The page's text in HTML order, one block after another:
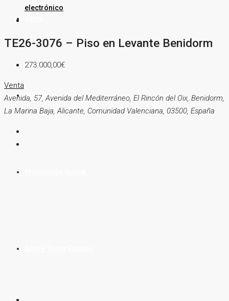
Alquiler
electrónico
TE26-3076 – Piso en Levante Benidorm
273.000,00€
Venta
Avenida, 57, Avenida del Mediterráneo, El Rincón del Oix, Benidorm,
La Marina Baja, Alicante, Comunidad Valenciana, 03500, España